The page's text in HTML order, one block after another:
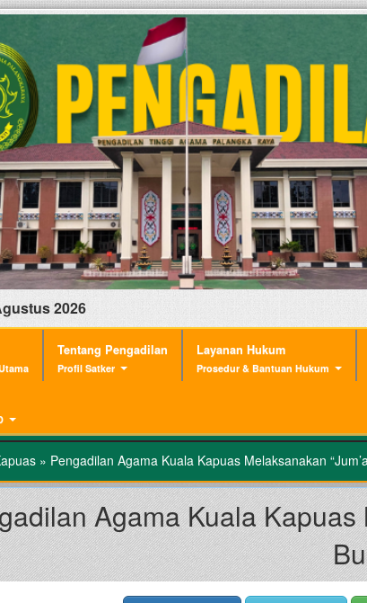
2026
Tentang Pengadilan
Profil Satker
Layanan Hukum
Prosedur & Bantuan Hukum
» Pengadilan Agama Kuala Kapuas Melaksanakan
Agama Kuala Kapuas